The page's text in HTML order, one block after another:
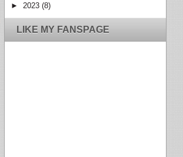
► 2023 (8)
LIKE MY FANSPAGE